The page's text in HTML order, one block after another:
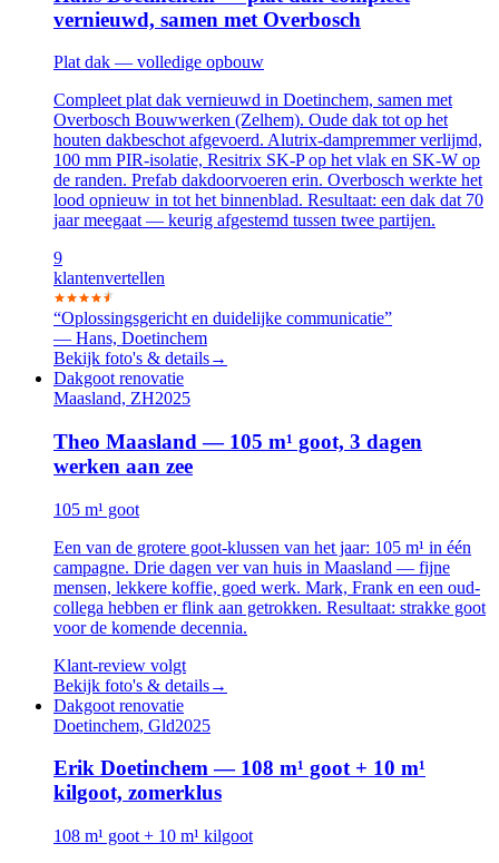
vernieuwd, samen met Overbosch
Plat dak — volledige opbouw
Compleet plat dak vernieuwd in Doetinchem, samen met
Overbosch Bouwwerken (Zelhem). Oude dak tot op het
houten dakbeschot afgevoerd. Alutrix-dampremmer verlijmd,
100 mm PIR-isolatie, Resitrix SK-P op het vlak en SK-W op
de randen. Prefab dakdoorvoeren erin. Overbosch werkte het
lood opnieuw in tot het binnenblad. Resultaat: een dak dat 70
jaar meegaat — keurig afgestemd tussen twee partijen.
9
klantenvertellen
“Oplossingsgericht en duidelijke communicatie”
— Hans, Doetinchem
Bekijk foto's & details→
Dakgoot renovatie
Maasland, ZH2025
Theo Maasland — 105 m¹ goot, 3 dagen
werken aan zee
105 m¹ goot
Een van de grotere goot-klussen van het jaar: 105 m¹ in één
campagne. Drie dagen ver van huis in Maasland — fijne
mensen, lekkere koffie, goed werk. Mark, Frank en een oud-
collega hebben er flink aan getrokken. Resultaat: strakke goot
voor de komende decennia.
Klant-review volgt
Bekijk foto's & details→
Dakgoot renovatie
Doetinchem, Gld2025
Erik Doetinchem — 108 m¹ goot + 10 m¹
kilgoot, zomerklus
108 m¹ goot + 10 m¹ kilgoot